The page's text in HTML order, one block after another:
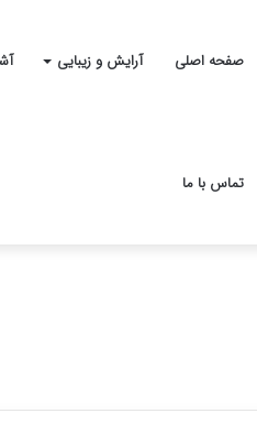
صفحه اصلی آرایش و زیبایی
تماس با ما